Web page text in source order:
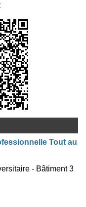
Tout au
- Bâtiment 3